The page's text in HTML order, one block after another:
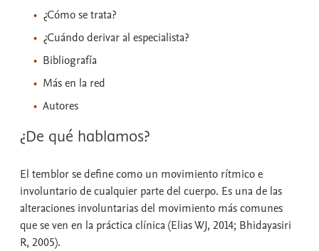
¿Cómo se trata?
¿Cuándo derivar al especialista?
Bibliografía
Más en la red
Autores
¿De qué hablamos?
El temblor se define como un movimiento rítmico e
involuntario de cualquier parte del cuerpo. Es una de las
alteraciones involuntarias del movimiento más comunes
que se ven en la práctica clínica (Elias WJ, 2014; Bhidayasiri
R, 2005).